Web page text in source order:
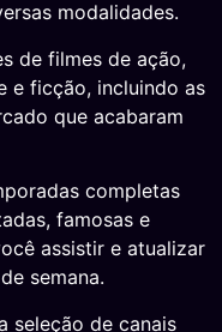
modalidades.
de filmes de ação,
e ficção, incluindo as
que acabaram
completas
famosas e
assistir e atualizar
semana.
seleção de canais